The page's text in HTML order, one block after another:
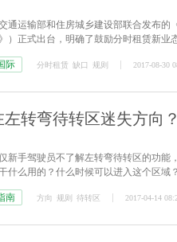
通运输部和住房城乡建设部联合发布
）正式出台，明确了鼓励分时租赁新
际 分时租赁 缺口 规则 2017-08-30
左转弯待转区迷失方向
新手驾驶员不了解左转弯待转区的功
什么用的？什么时候可以进入这个区
南 方向 规则 待转区 2017-04-14